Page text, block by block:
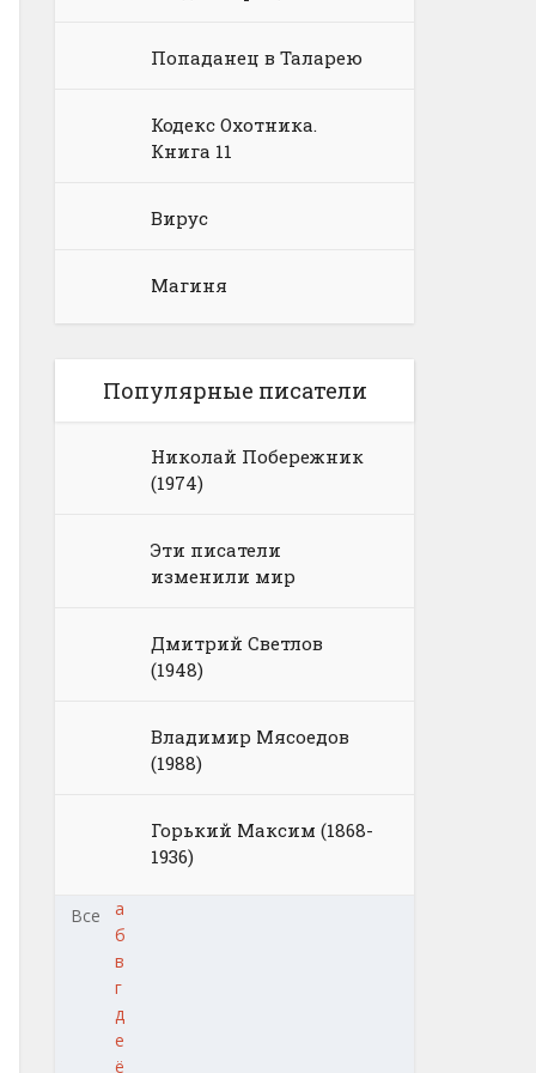
Попаданец в Таларею
Кодекс Охотника.
Книга 11
Вирус
Магиня
Популярные писатели
Николай Побережник
(1974)
Эти писатели
изменили мир
Дмитрий Светлов
(1948)
Владимир Мясоедов
(1988)
Горький Максим (1868-
1936)
Все
а
б
в
г
д
е
ё